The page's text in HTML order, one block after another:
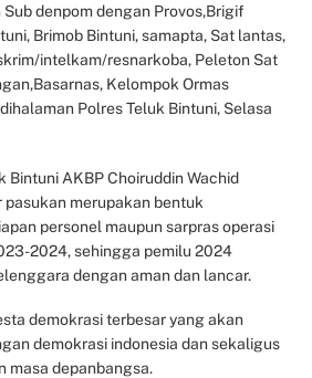
denpom dengan Provos,Brigif
Brimob Bintuni, samapta, Sat lantas,
intelkam/resnarkoba, Peleton Sat
Kelompok Ormas
Polres Teluk Bintuni, Selasa
Bintuni AKBP Choiruddin Wachid
merupakan bentuk
personel maupun sarpras operasi
2024, sehingga pemilu 2024
dengan aman dan lancar.
demokrasi terbesar yang akan
demokrasi indonesia dan sekaligus
masa depanbangsa.